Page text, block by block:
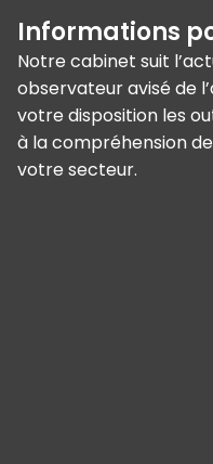
Informations
Notre cabinet suit
observateur avisé de
votre disposition les
à la compréhension
votre secteur.